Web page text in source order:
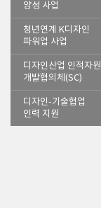
양성 사업
청년연계 K디자인
파워업 사업
디자인산업 인적자원
개발협의체(SC)
디자인-기술협업
인력 지원